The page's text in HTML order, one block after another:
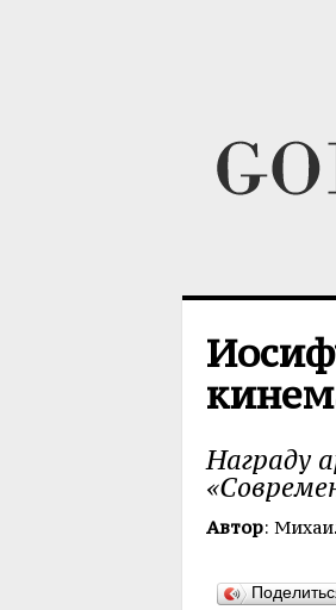
Награду
Автор: